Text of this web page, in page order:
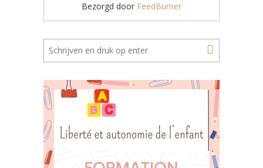
Bezorgd door FeedBurner